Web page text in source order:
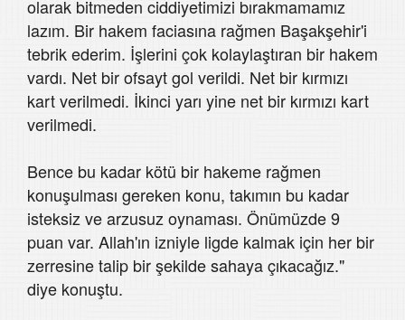
olarak bitmeden ciddiyetimizi bırakmamamız
lazım. Bir hakem faciasına rağmen Başakşehir'i
tebrik ederim. İşlerini çok kolaylaştıran bir hakem
vardı. Net bir ofsayt gol verildi. Net bir kırmızı
kart verilmedi. İkinci yarı yine net bir kırmızı kart
verilmedi.
Bence bu kadar kötü bir hakeme rağmen
konuşulması gereken konu, takımın bu kadar
isteksiz ve arzusuz oynaması. Önümüzde 9
puan var. Allah'ın izniyle ligde kalmak için her bir
zerresine talip bir şekilde sahaya çıkacağız."
diye konuştu.